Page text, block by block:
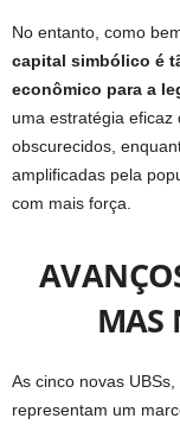
No entanto, como
capital simbólico é
econômico para a
uma estratégia eficaz
obscurecidos,
amplificadas pela
com mais força.
MAS
As cinco novas
representam um